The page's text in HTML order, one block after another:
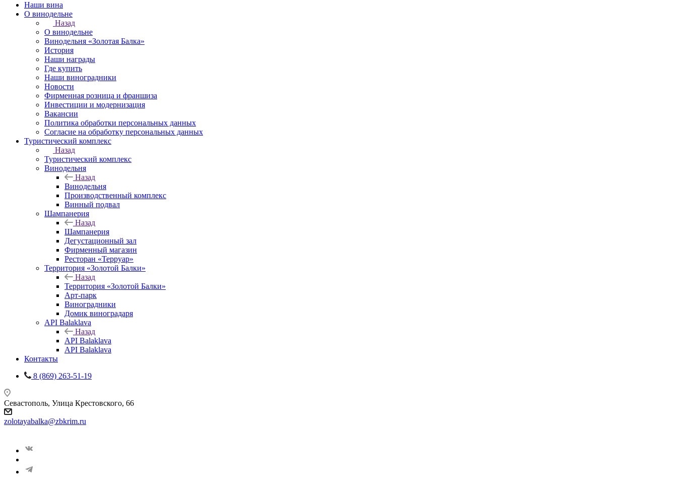
Наши вина
О винодельне
Назад
О винодельне
Винодельня «Золотая Балка»
История
Наши награды
Где купить
Наши виноградники
Новости
Фирменная розница и франшиза
Инвестиции и модернизация
Вакансии
Политика обработки персональных данных
Согласие на обработку персональных данных
Туристический комплекс
Назад
Туристический комплекс
Винодельня
Назад
Винодельня
Производственный комплекс
Винный подвал
Шампанерия
Назад
Шампанерия
Дегустационный зал
Фирменный магазин
Ресторан «Терруар»
Территория «Золотой Балки»
Назад
Территория «Золотой Балки»
Арт-парк
Виноградники
Домик виноградаря
API Balaklava
Назад
API Balaklava
API Balaklava
Контакты
8 (869) 263-51-19
Севастополь, Улица Крестовского, 66
zolotayabalka@zbkrim.ru